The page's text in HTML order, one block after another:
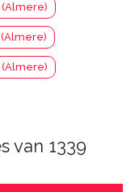
(Almere)
(Almere)
(Almere)
van 1339